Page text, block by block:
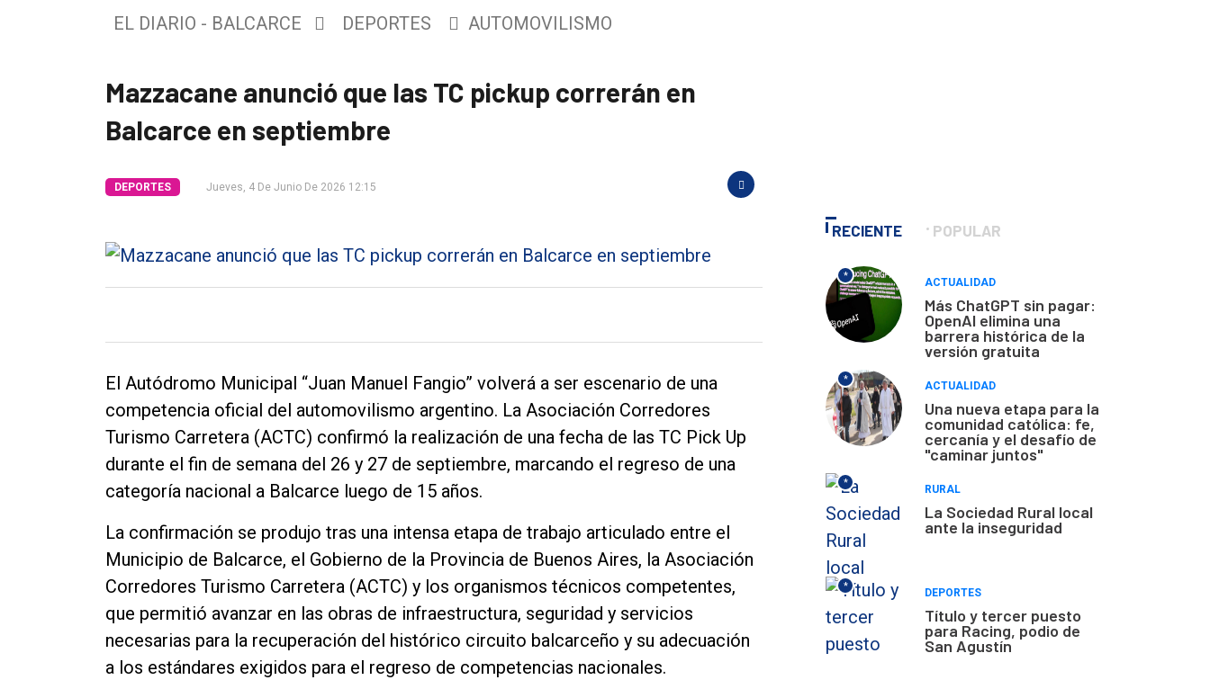
Tendencia
Nosotros
Contacto
EL DIARIO - BALCARCE DEPORTES AUTOMOVILISMO
Mazzacane anunció que las TC pickup correrán en
Balcarce en septiembre
DEPORTES Jueves, 4 De Junio De 2026 12:15
El Autódromo Municipal “Juan Manuel Fangio” volverá a ser escenario de una
competencia oficial del automovilismo argentino. La Asociación Corredores
Turismo Carretera (ACTC) confirmó la realización de una fecha de las TC Pick Up
durante el fin de semana del 26 y 27 de septiembre, marcando el regreso de una
categoría nacional a Balcarce luego de 15 años.
La confirmación se produjo tras una intensa etapa de trabajo articulado entre el
Municipio de Balcarce, el Gobierno de la Provincia de Buenos Aires, la Asociación
Corredores Turismo Carretera (ACTC) y los organismos técnicos competentes,
que permitió avanzar en las obras de infraestructura, seguridad y servicios
necesarias para la recuperación del histórico circuito balcarceño y su adecuación
a los estándares exigidos para el regreso de competencias nacionales.
RECIENTE POPULAR
*
ACTUALIDAD
Más ChatGPT sin pagar:
OpenAI elimina una
barrera histórica de la
versión gratuita
*
ACTUALIDAD
Una nueva etapa para la
comunidad católica: fe,
cercanía y el desafío de
"caminar juntos"
*
RURAL
La Sociedad Rural local
ante la inseguridad
*
DEPORTES
Título y tercer puesto
para Racing, podio de
San Agustín